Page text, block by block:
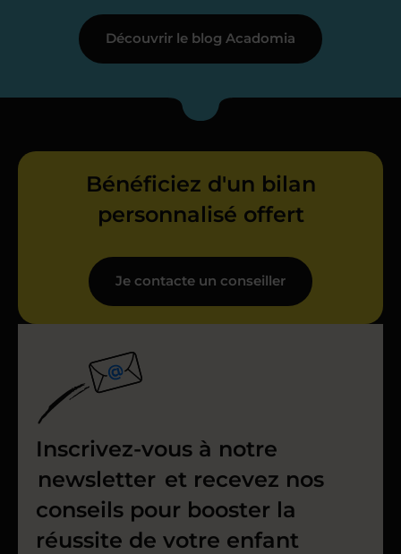
Découvrir le blog Acadomia
Bénéficiez d'un bilan
personnalisé offert
Je contacte un conseiller
Inscrivez-vous à notre
newsletter et recevez nos
conseils pour booster la
réussite de votre enfant